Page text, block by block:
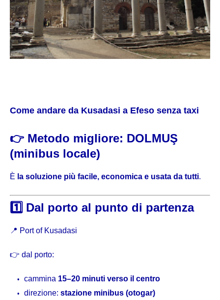
Come andare da Kusadasi a Efeso senza taxi
👉 Metodo migliore: DOLMUŞ
(minibus locale)
È la soluzione più facile, economica e usata da tutti.
1️⃣ Dal porto al punto di partenza
📍 Port of Kusadasi
👉 dal porto:
cammina 15–20 minuti verso il centro
direzione: stazione minibus (otogar)